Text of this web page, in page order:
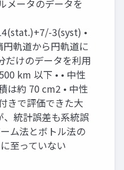
メータのデータを
3(syst) •
軌道から円軌道に
だけのデータを利用
km 以下 • • 中性
は約 70 cm2 • 中性
きで評価できた大
、統計誤差も系統誤
ム法とボトル法の
至っていない